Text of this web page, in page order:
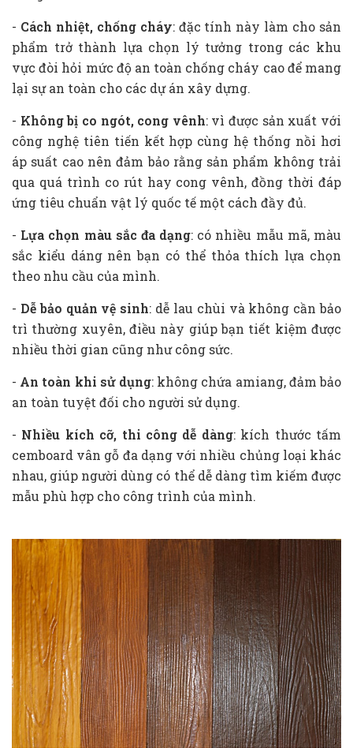
- Cách nhiệt, chống cháy: đặc tính này làm cho sản
phẩm trở thành lựa chọn lý tưởng trong các khu
vực đòi hỏi mức độ an toàn chống cháy cao để mang
lại sự an toàn cho các dự án xây dựng.
- Không bị co ngót, cong vênh: vì được sản xuất với
công nghệ tiên tiến kết hợp cùng hệ thống nồi hơi
áp suất cao nên đảm bảo rằng sản phẩm không trải
qua quá trình co rút hay cong vênh, đồng thời đáp
ứng tiêu chuẩn vật lý quốc tế một cách đầy đủ.
- Lựa chọn màu sắc đa dạng: có nhiều mẫu mã, màu
sắc kiểu dáng nên bạn có thể thỏa thích lựa chọn
theo nhu cầu của mình.
- Dễ bảo quản vệ sinh: dễ lau chùi và không cần bảo
trì thường xuyên, điều này giúp bạn tiết kiệm được
nhiều thời gian cũng như công sức.
- An toàn khi sử dụng: không chứa amiang, đảm bảo
an toàn tuyệt đối cho người sử dụng.
- Nhiều kích cỡ, thi công dễ dàng: kích thước tấm
cemboard vân gỗ đa dạng với nhiều chủng loại khác
nhau, giúp người dùng có thể dễ dàng tìm kiếm được
mẫu phù hợp cho công trình của mình.